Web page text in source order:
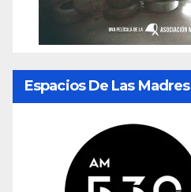
Espacios De Las Madres